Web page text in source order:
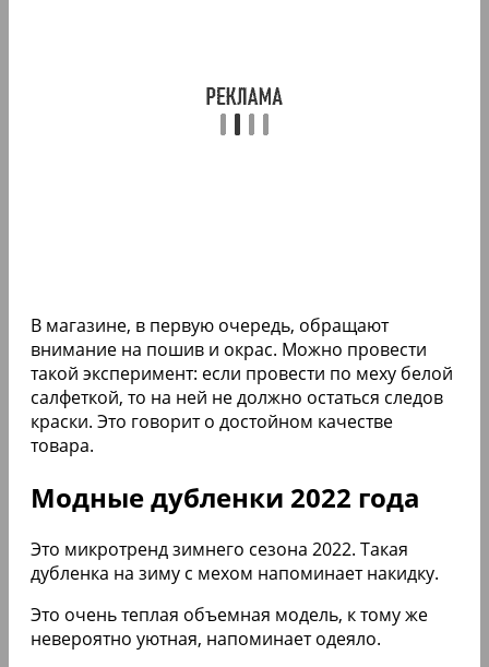
В магазине, в первую очередь, обращают
внимание на пошив и окрас. Можно провести
такой эксперимент: если провести по меху белой
салфеткой, то на ней не должно остаться следов
краски. Это говорит о достойном качестве
товара.
Модные дубленки 2022 года
Это микротренд зимнего сезона 2022. Такая
дубленка на зиму с мехом напоминает накидку.
Это очень теплая объемная модель, к тому же
невероятно уютная, напоминает одеяло.